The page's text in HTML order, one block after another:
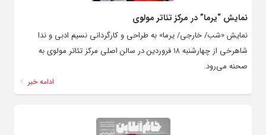
نمایش “یرما” در مرکز تئاتر مولوی
نمایش «شب/ خارجی/ یرما» به طراحی و کارگردانی نسیم ادبی و ندا
شاهرخی از چهارشنبه ۱۸ فروردین در سالن اصلی مرکز تئاتر مولوی به
صحنه می‌رود.
ادامه خبر